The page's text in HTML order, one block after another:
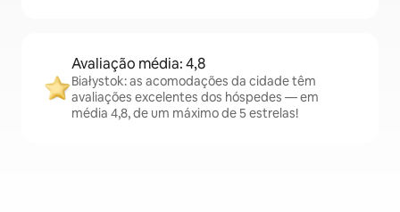
Avaliação média: 4,8
Białystok: as acomodações da cidade têm
avaliações excelentes dos hóspedes — em
média 4,8, de um máximo de 5 estrelas!